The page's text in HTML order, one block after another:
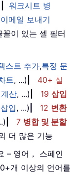
워크시트 병
메일 보내기
꼴이 있는 셀 필터
스트 추가,특정 문
트, ...)
40+ 실
산, ...) 19 삽입
입, ...) 12 변환
7 병합 및 분할
더 많은 기능
– 영어， 스페인
개 이상의 언어를